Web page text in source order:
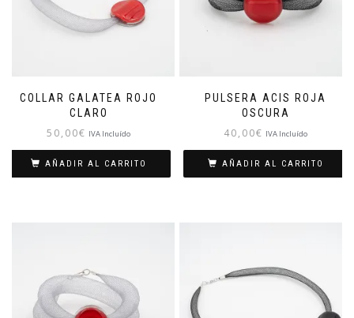
COLLAR GALATEA ROJO
CLARO
50,00€ IVA Incluído
AÑADIR AL CARRITO
PULSERA ACIS ROJA
OSCURA
40,00€ IVA Incluído
AÑADIR AL CARRITO